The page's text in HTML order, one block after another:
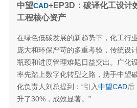
中望CAD+EP3D：破译化工设计
工程核心资产
在绿色低碳发展的新趋势下，化工行
庞大和环保严苛的多重考验，传统设
瓶颈和进度管理难题日益突出。广化
率先踏上数字化转型之路，携手中望
化负责人刘总提到：“引入中望CAD后
升了30%，成效显著。”